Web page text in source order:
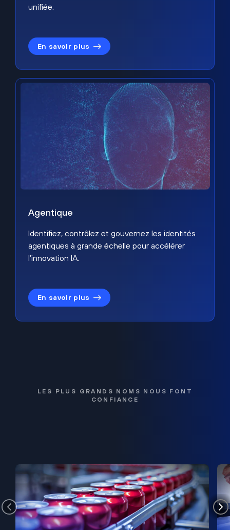
unifiée.
En savoir plus
Agentique
Identifiez, contrôlez et gouvernez les identités
agentiques à grande échelle pour accélérer
l’innovation IA.
En savoir plus
LES PLUS GRANDS NOMS NOUS FONT
CONFIANCE